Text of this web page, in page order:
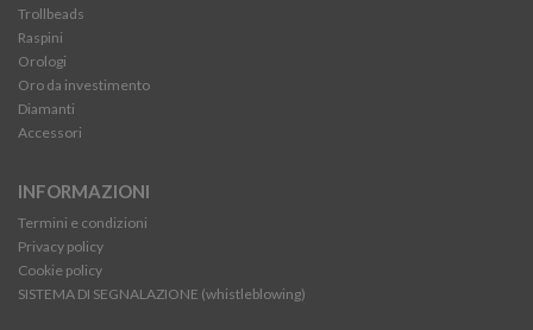
Trollbeads
Raspini
Orologi
Oro da investimento
Diamanti
Accessori
INFORMAZIONI
Termini e condizioni
Privacy policy
Cookie policy
SISTEMA DI SEGNALAZIONE (whistleblowing)